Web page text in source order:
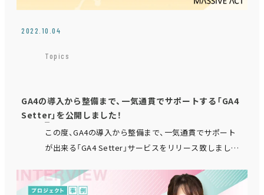
2022.10.04
Topics
GA4の導入から整備まで、一気通貫でサポートする「GA4
Setter」を公開しました！
この度、GA4の導入から整備まで、一気通貫でサポート
が出来る「GA4 Setter」サービスをリリース致しまし
か取り組み切れていない企業様もい…